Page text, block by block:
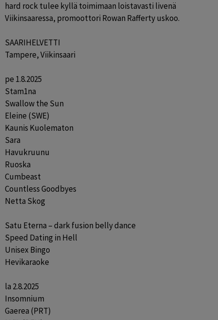
hard rock tulee kyllä toimimaan loistavasti livenä
Viikinsaaressa, promoottori Rowan Rafferty uskoo.
SAARIHELVETTI
Tampere, Viikinsaari
pe 1.8.2025
Stam1na
Swallow the Sun
Eleine (SWE)
Kaunis Kuolematon
Sara
Havukruunu
Ruoska
Cumbeast
Countless Goodbyes
Netta Skog
Satu Eterna – dark fusion belly dance
Speed Dating in Hell
Unisex Bingo
Hevikaraoke
la 2.8.2025
Insomnium
Gaerea (PRT)